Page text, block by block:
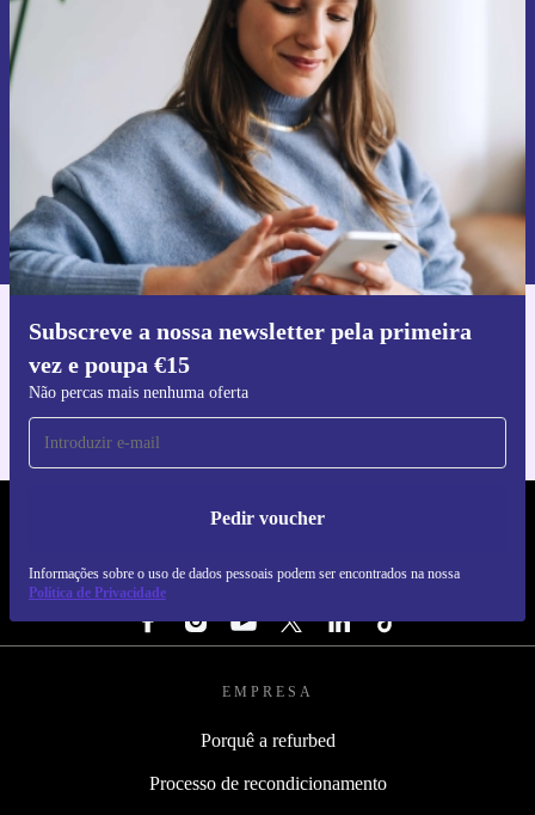
Subscreve a nossa newsletter pela primeira
vez e poupa €15
Não percas mais nenhuma oferta
Pedir voucher
Informações sobre o uso de dados pessoais podem ser encontrados na nossa
Política de Privacidade
primeira vez e poupa 15€!
Não percas mais nenhuma oferta.
Pedir voucher
Informações sobre o uso de dados pessoais podem ser encontrados na
nossa
Política de Privacidade.
Faz o download da app refurbed
Para iOS e Android
REFURBED PORTUGAL - RETHINK NEW.
SEGUE-NOS
EMPRESA
Porquê a refurbed
Processo de recondicionamento